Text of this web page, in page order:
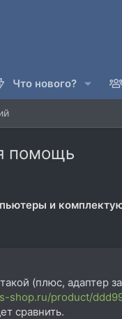
Что нового?
помощь
и
(плюс, адаптер
shop.ru/product/
сравнить.